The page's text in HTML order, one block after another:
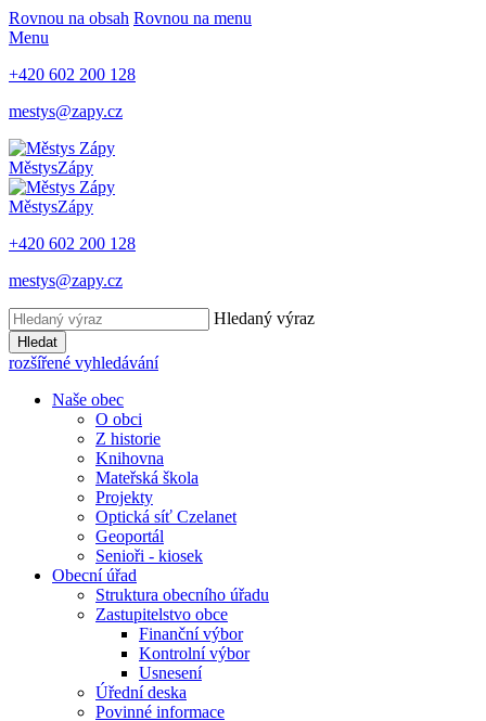
Rovnou na obsah Rovnou na menu
Menu
+420 602 200 128
mestys@zapy.cz
MěstysZápy
MěstysZápy
+420 602 200 128
mestys@zapy.cz
Hledaný výraz
Hledat
rozšířené vyhledávání
Naše obec
O obci
Z historie
Knihovna
Mateřská škola
Projekty
Optická síť Czelanet
Geoportál
Senioři - kiosek
Obecní úřad
Struktura obecního úřadu
Zastupitelstvo obce
Finanční výbor
Kontrolní výbor
Usnesení
Úřední deska
Povinné informace